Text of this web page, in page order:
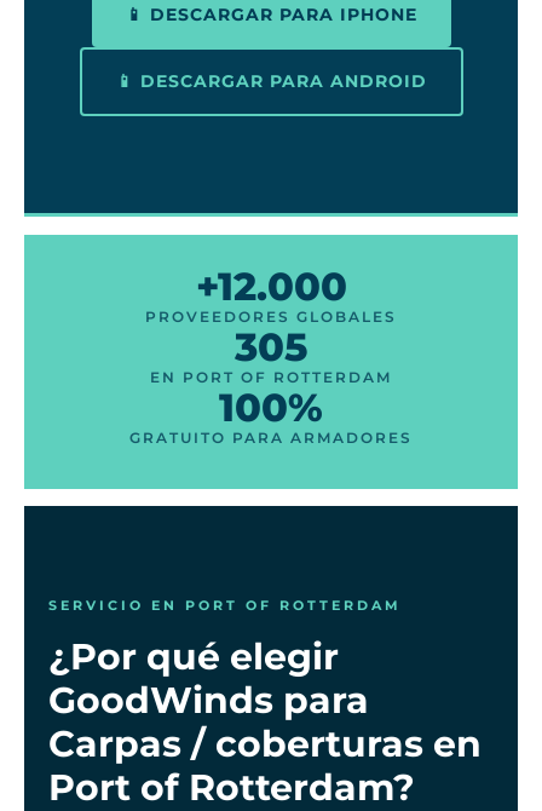
📱 DESCARGAR PARA IPHONE
📱 DESCARGAR PARA ANDROID
+12.000
PROVEEDORES GLOBALES
305
EN PORT OF ROTTERDAM
100%
GRATUITO PARA ARMADORES
SERVICIO EN PORT OF ROTTERDAM
¿Por qué elegir
GoodWinds para
Carpas / coberturas en
Port of Rotterdam?